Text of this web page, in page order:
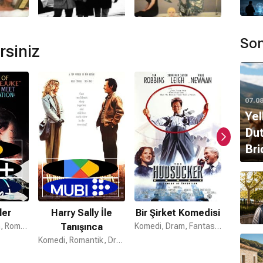
tarafından hazırlanmıştır.
Fantastik, Dram, Romantik
Harry Sally İle
Tanışınca
Komedi, Romantik, Dram
Bir Şirket Komedisi
Komedi, Dram, Fantastik Suç,